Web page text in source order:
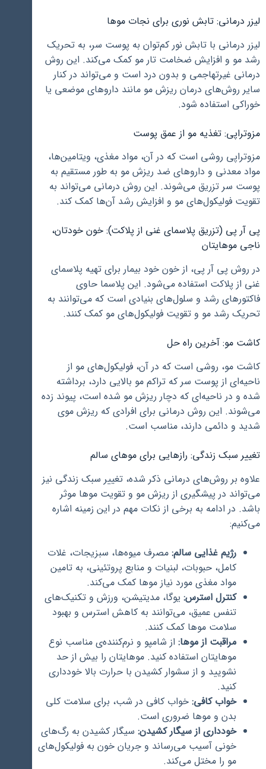
لیزر درمانی: تابش نوری برای نجات موها
لیزر درمانی با تابش نور کم‌توان به پوست سر، به تحریک
رشد مو و افزایش ضخامت تار مو کمک می‌کند. این روش
درمانی غیرتهاجمی و بدون درد است و می‌تواند در کنار
سایر روش‌های درمان ریزش مو مانند داروهای موضعی یا
خوراکی استفاده شود.
مزوتراپی: تغذیه مو از عمق پوست
مزوتراپی روشی است که در آن، مواد مغذی، ویتامین‌ها،
مواد معدنی و داروهای ضد ریزش مو به طور مستقیم به
پوست سر تزریق می‌شوند. این روش درمانی می‌تواند به
تقویت فولیکول‌های مو و افزایش رشد آن‌ها کمک کند.
پی آر پی (تزریق پلاسمای غنی از پلاکت): خون خودتان،
ناجی موهایتان
در روش پی آر پی، از خون خود بیمار برای تهیه پلاسمای
غنی از پلاکت استفاده می‌شود. این پلاسما حاوی
فاکتورهای رشد و سلول‌های بنیادی است که می‌توانند به
تحریک رشد مو و تقویت فولیکول‌های مو کمک کنند.
کاشت مو: آخرین راه حل
کاشت مو، روشی است که در آن، فولیکول‌های مو از
ناحیه‌ای از پوست سر که تراکم مو بالایی دارد، برداشته
شده و در ناحیه‌ای که دچار ریزش مو شده است، پیوند زده
می‌شوند. این روش درمانی برای افرادی که ریزش موی
شدید و دائمی دارند، مناسب است.
تغییر سبک زندگی: رازهایی برای موهای سالم
علاوه بر روش‌های درمانی ذکر شده، تغییر سبک زندگی نیز
می‌تواند در پیشگیری از ریزش مو و تقویت موها موثر
باشد. در ادامه به برخی از نکات مهم در این زمینه اشاره
می‌کنیم:
رژیم غذایی سالم: مصرف میوه‌ها، سبزیجات، غلات
کامل، حبوبات، لبنیات و منابع پروتئینی، به تامین
مواد مغذی مورد نیاز موها کمک می‌کند.
کنترل استرس: یوگا، مدیتیشن، ورزش و تکنیک‌های
تنفس عمیق، می‌توانند به کاهش استرس و بهبود
سلامت موها کمک کنند.
مراقبت از موها: از شامپو و نرم‌کننده‌ی مناسب نوع
موهایتان استفاده کنید. موهایتان را بیش از حد
نشویید و از سشوار کشیدن با حرارت بالا خودداری
کنید.
خواب کافی: خواب کافی در شب، برای سلامت کلی
بدن و موها ضروری است.
خودداری از سیگار کشیدن: سیگار کشیدن به رگ‌های
خونی آسیب می‌رساند و جریان خون به فولیکول‌های
مو را مختل می‌کند.